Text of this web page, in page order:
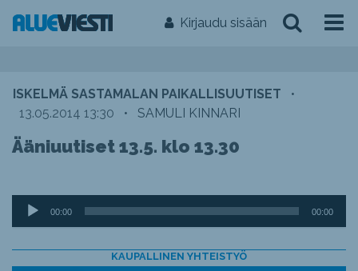
Kirjaudu sisään
ISKELMÄ SASTAMALAN PAIKALLISUUTISET
•
13.05.2014 13:30
• SAMULI KINNARI
Ääniuutiset 13.5. klo 13.30
Äänitoistin
00:00 00:00
KAUPALLINEN YHTEISTYÖ